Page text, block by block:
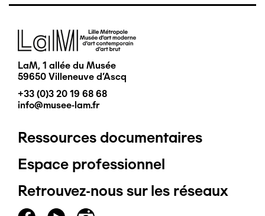
Image
LaM, 1 allée du Musée
59650 Villeneuve d'Ascq
+33 (0)3 20 19 68 68
info@musee-lam.fr
Pied
de
page
Ressources documentaires
Espace professionnel
Retrouvez-nous sur les réseaux